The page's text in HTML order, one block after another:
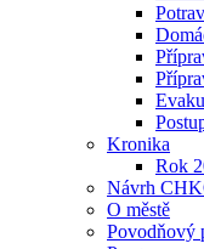
Kronika
Rok
Návrh
O městě
Povodňový